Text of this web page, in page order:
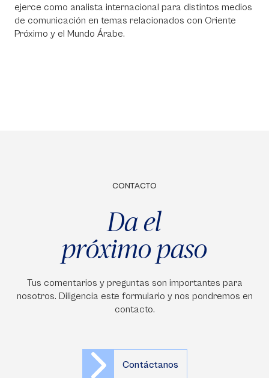
ejerce como analista internacional para distintos medios
de comunicación en temas relacionados con Oriente
Próximo y el Mundo Árabe.
CONTACTO
Da el
próximo paso
Tus comentarios y preguntas son importantes para
nosotros. Diligencia este formulario y nos pondremos en
contacto.
Contáctanos